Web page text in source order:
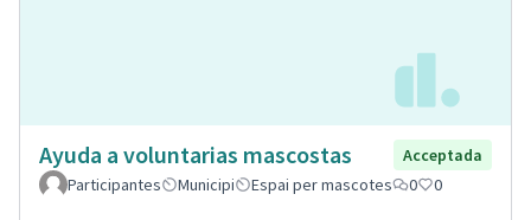
Ayuda a voluntarias mascostas
Acceptada
Participantes
Municipi Espai per mascotes 0 0